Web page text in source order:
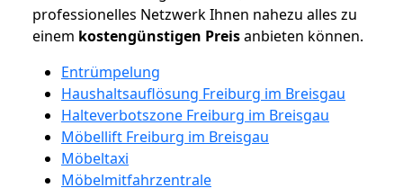
professionelles Netzwerk Ihnen nahezu alles zu
einem kostengünstigen Preisanbieten können.
Entrümpelung
Haushaltsauflösung Freiburg im Breisgau
Halteverbotszone Freiburg im Breisgau
Möbellift Freiburg im Breisgau
Möbeltaxi
Möbelmitfahrzentrale